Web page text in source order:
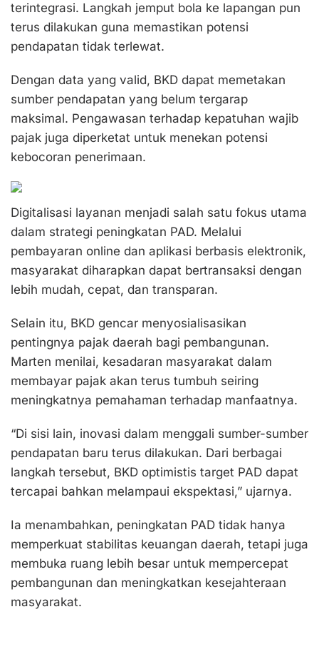
terintegrasi. Langkah jemput bola ke lapangan pun
terus dilakukan guna memastikan potensi
pendapatan tidak terlewat.
Dengan data yang valid, BKD dapat memetakan
sumber pendapatan yang belum tergarap
maksimal. Pengawasan terhadap kepatuhan wajib
pajak juga diperketat untuk menekan potensi
kebocoran penerimaan.
Digitalisasi layanan menjadi salah satu fokus utama
dalam strategi peningkatan PAD. Melalui
pembayaran online dan aplikasi berbasis elektronik,
masyarakat diharapkan dapat bertransaksi dengan
lebih mudah, cepat, dan transparan.
Selain itu, BKD gencar menyosialisasikan
pentingnya pajak daerah bagi pembangunan.
Marten menilai, kesadaran masyarakat dalam
membayar pajak akan terus tumbuh seiring
meningkatnya pemahaman terhadap manfaatnya.
“Di sisi lain, inovasi dalam menggali sumber-sumber
pendapatan baru terus dilakukan. Dari berbagai
langkah tersebut, BKD optimistis target PAD dapat
tercapai bahkan melampaui ekspektasi,” ujarnya.
Ia menambahkan, peningkatan PAD tidak hanya
memperkuat stabilitas keuangan daerah, tetapi juga
membuka ruang lebih besar untuk mempercepat
pembangunan dan meningkatkan kesejahteraan
masyarakat.